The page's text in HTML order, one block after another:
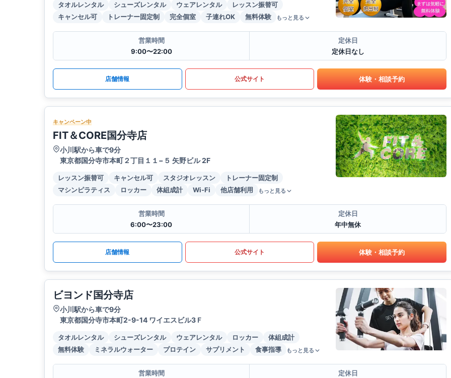
タオルレンタル シューズレンタル ウェアレンタル
レッスン振替可
キャンセル可
トレーナー固定制 完全個室 子連れOK 無料体験 もっと見る
営業時間
9:00〜22:00
定休日
定休日なし
店舗情報 公式サイト 体験・相談予約
キャンペーン中
FIT＆CORE国分寺店
小川駅から車で9分
東京都国分寺市本町２丁目１１−５ 矢野ビル 2F
レッスン振替可 キャンセル可 スタジオレッスン
トレーナー固定制
マシンピラティス
ロッカー 体組成計 Wi-Fi 他店舗利用 もっと見る
営業時間
6:00〜23:00
定休日
年中無休
店舗情報 公式サイト 体験・相談予約
ビヨンド国分寺店
小川駅から車で9分
東京都国分寺市本町2-9-14 ワイエスビル3Ｆ
タオルレンタル シューズレンタル ウェアレンタル ロッカー
体組成計
無料体験
ミネラルウォーター プロテイン サプリメント 食事指導 もっと見る
営業時間 定休日